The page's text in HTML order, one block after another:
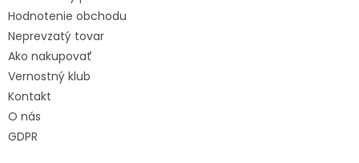
Hodnotenie obchodu
Neprevzatý tovar
Ako nakupovať
Vernostný klub
Kontakt
O nás
GDPR